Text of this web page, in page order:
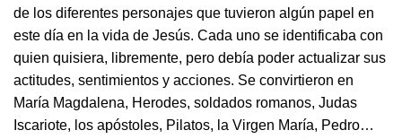
de los diferentes personajes que tuvieron algún papel en
este día en la vida de Jesús. Cada uno se identificaba con
quien quisiera, libremente, pero debía poder actualizar sus
actitudes, sentimientos y acciones. Se convirtieron en
María Magdalena, Herodes, soldados romanos, Judas
Iscariote, los apóstoles, Pilatos, la Virgen María, Pedro…